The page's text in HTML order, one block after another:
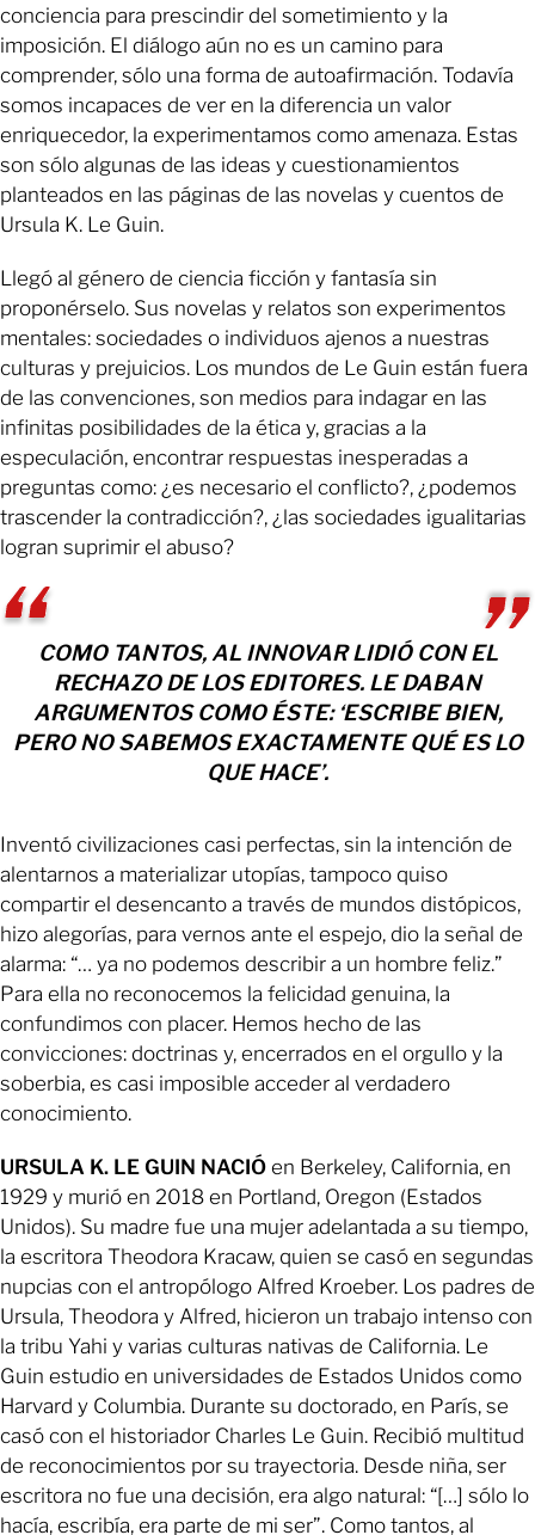
conciencia para prescindir del sometimiento y la
imposición. El diálogo aún no es un camino para
comprender, sólo una forma de autoafirmación. Todavía
somos incapaces de ver en la diferencia un valor
enriquecedor, la experimentamos como amenaza. Estas
son sólo algunas de las ideas y cuestionamientos
planteados en las páginas de las novelas y cuentos de
Ursula K. Le Guin.
Llegó al género de ciencia ficción y fantasía sin
proponérselo. Sus novelas y relatos son experimentos
mentales: sociedades o individuos ajenos a nuestras
culturas y prejuicios. Los mundos de Le Guin están fuera
de las convenciones, son medios para indagar en las
infinitas posibilidades de la ética y, gracias a la
especulación, encontrar respuestas inesperadas a
preguntas como: ¿es necesario el conflicto?, ¿podemos
trascender la contradicción?, ¿las sociedades igualitarias
logran suprimir el abuso?
COMO TANTOS, AL INNOVAR LIDIÓ CON EL
RECHAZO DE LOS EDITORES. LE DABAN
ARGUMENTOS COMO ÉSTE: ‘ESCRIBE BIEN,
PERO NO SABEMOS EXACTAMENTE QUÉ ES LO
QUE HACE’.
Inventó civilizaciones casi perfectas, sin la intención de
alentarnos a materializar utopías, tampoco quiso
compartir el desencanto a través de mundos distópicos,
hizo alegorías, para vernos ante el espejo, dio la señal de
alarma: “… ya no podemos describir a un hombre feliz.”
Para ella no reconocemos la felicidad genuina, la
confundimos con placer. Hemos hecho de las
convicciones: doctrinas y, encerrados en el orgullo y la
soberbia, es casi imposible acceder al verdadero
conocimiento.
URSULA K. LE GUIN NACIÓ en Berkeley, California, en
1929 y murió en 2018 en Portland, Oregon (Estados
Unidos). Su madre fue una mujer adelantada a su tiempo,
la escritora Theodora Kracaw, quien se casó en segundas
nupcias con el antropólogo Alfred Kroeber. Los padres de
Ursula, Theodora y Alfred, hicieron un trabajo intenso con
la tribu Yahi y varias culturas nativas de California. Le
Guin estudio en universidades de Estados Unidos como
Harvard y Columbia. Durante su doctorado, en París, se
casó con el historiador Charles Le Guin. Recibió multitud
de reconocimientos por su trayectoria. Desde niña, ser
escritora no fue una decisión, era algo natural: “[…] sólo lo
hacía, escribía, era parte de mi ser”. Como tantos, al